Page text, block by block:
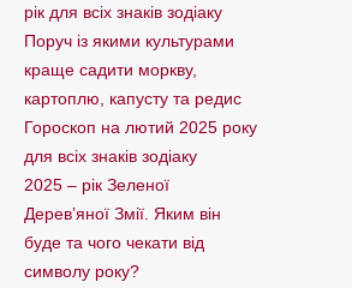
рік для всіх знаків зодіаку
Поруч із якими культурами
краще садити моркву,
картоплю, капусту та редис
Гороскоп на лютий 2025 року
для всіх знаків зодіаку
2025 – рік Зеленої
Дерев’яної Змії. Яким він
буде та чого чекати від
символу року?